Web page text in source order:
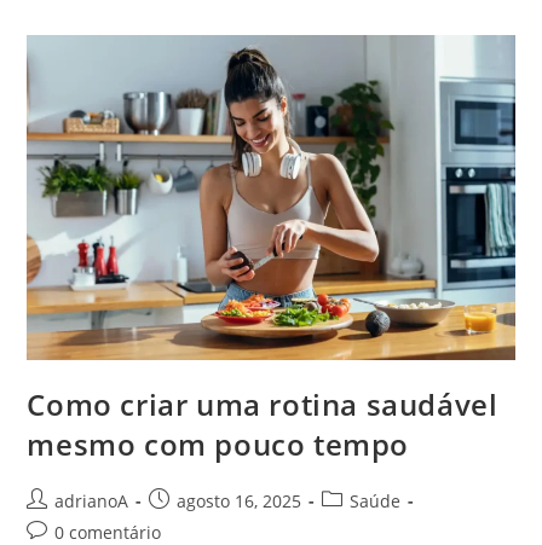
Sociais
Gastar
Muito
Como criar uma rotina saudável
mesmo com pouco tempo
Autor
do
adrianoA
Post
publicado:
agosto 16, 2025
Categoria
Saúde
Comentários
0 comentário